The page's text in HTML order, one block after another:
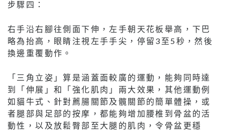
步驟四：
右手沿右腳往側面下伸，左手朝天花板舉高，下巴
略為抬高，眼睛注視左手手尖，停留3至5秒，然後
換邊重覆動作。
「三角立姿」算是涵蓋面較廣的運動，能夠同時達
到「伸展」和「強化肌肉」兩大效果，其他運動例
如貓牛式、針對薦腸關節及髖關節的簡單體操，或
者腿部與足部的按摩，都能夠增加腰椎到骨盆的活
動性，以及放鬆臀部至大腿的肌肉，令骨盆更穩